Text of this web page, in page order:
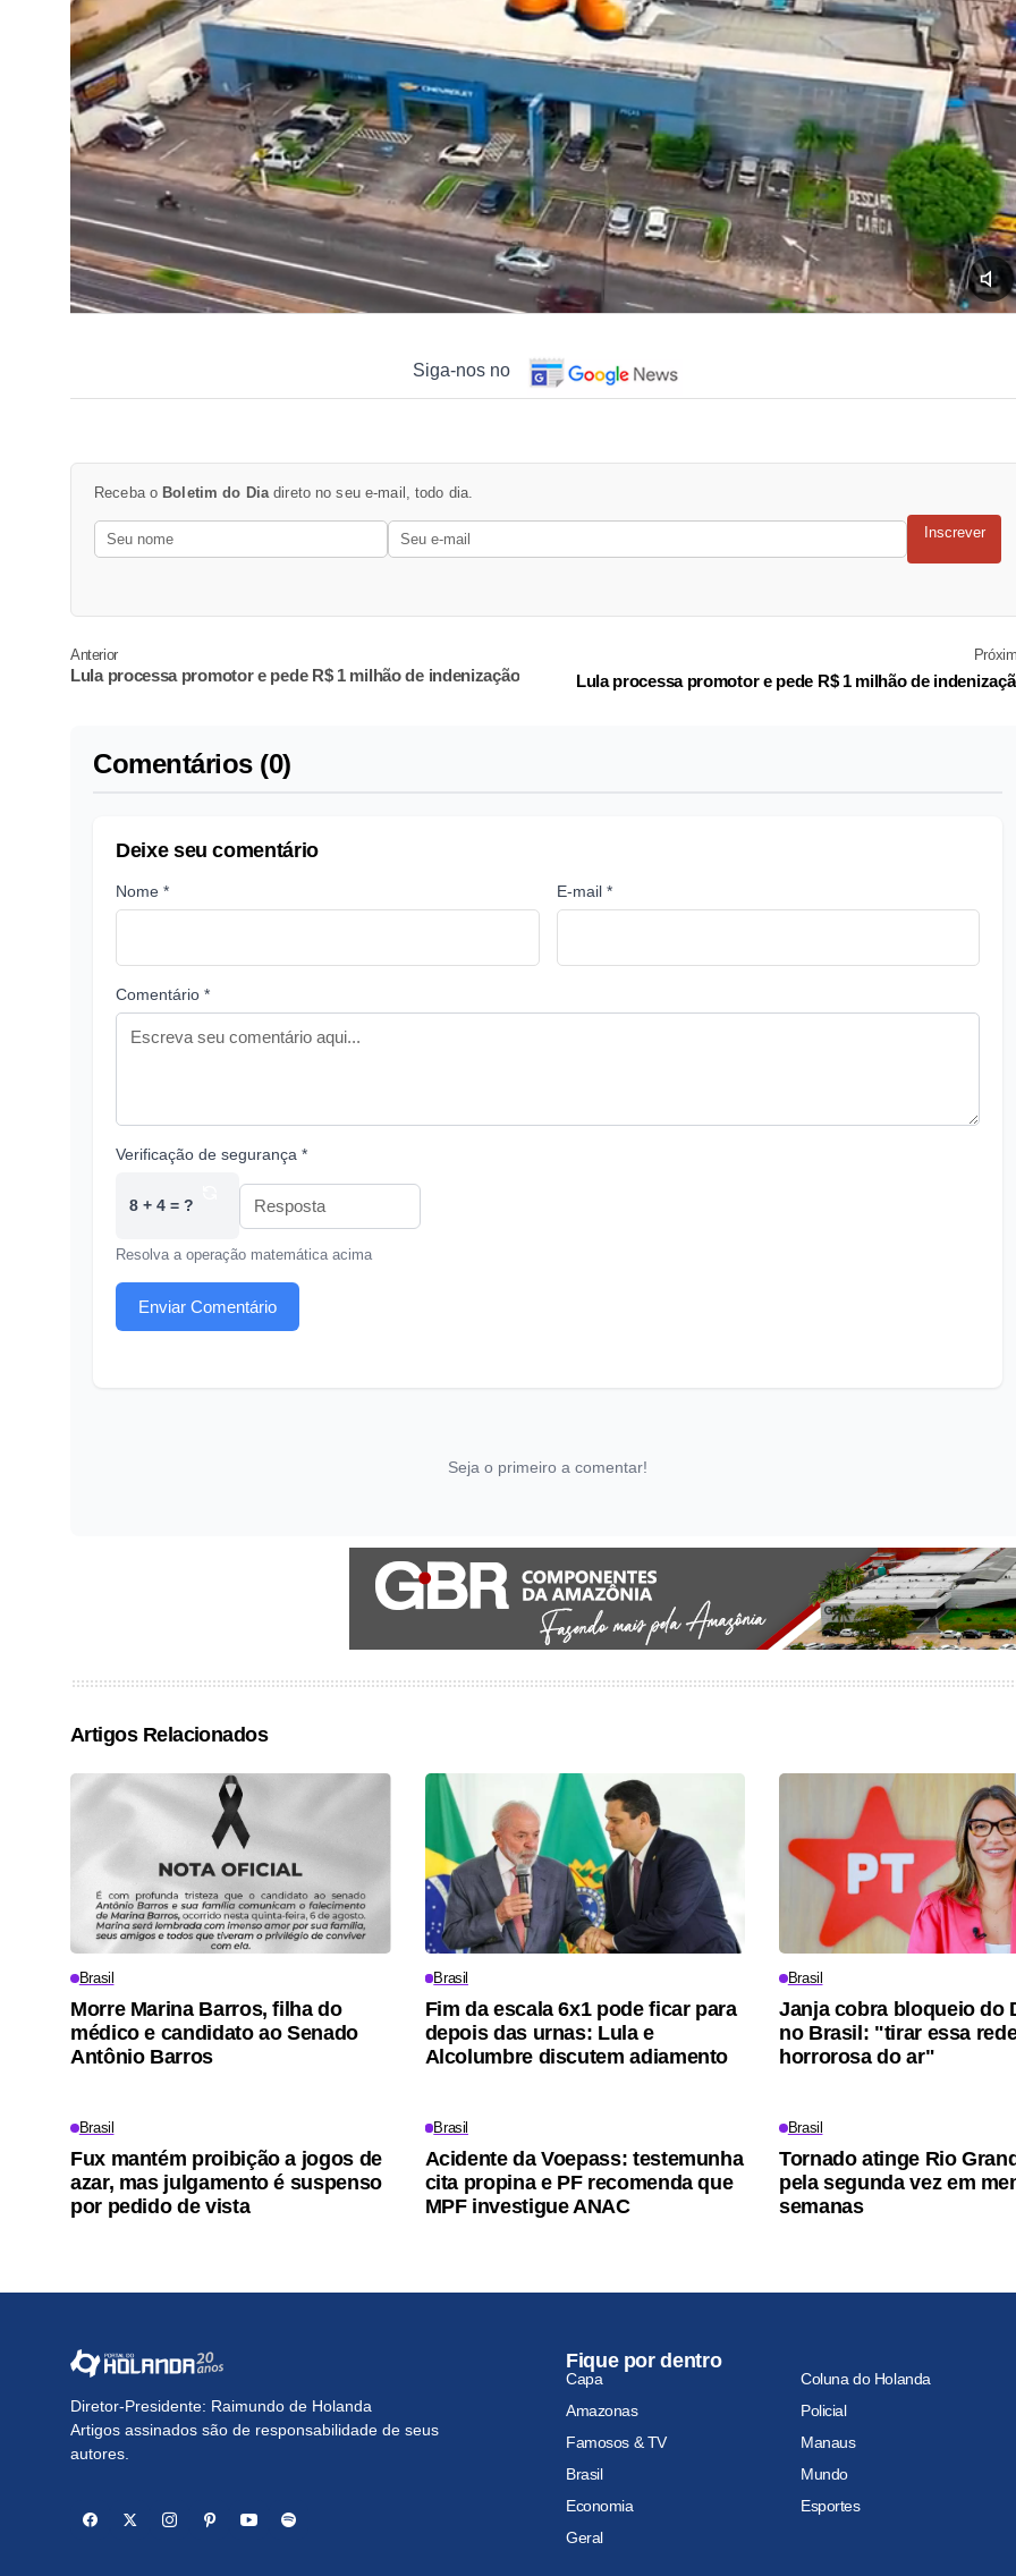
Siga-nos no
Receba o Boletim do Diadireto no seu e-mail, todo dia.
Inscrever
Anterior
Lula processa promotor e pede R$ 1 milhão de indenização Lula processa promotor e pede R$ 1 milhão de
Comentários (0)
Deixe seu comentário
Nome * E-mail *
Comentário *
Verificação de segurança *
8 + 4 = ?
Resolva a operação matemática acima
Enviar Comentário
Seja o primeiro a comentar!
Artigos Relacionados
Brasil
Morre Marina Barros, filha do
médico e candidato ao Senado
Antônio Barros
Brasil
Fim da escala 6x1 pode ficar para
depois das urnas: Lula e
Alcolumbre discutem adiamento
Brasil
Janja cobra bloqueio do
no Brasil: "tirar essa
horrorosa do ar"
Brasil
Fux mantém proibição a jogos de
azar, mas julgamento é suspenso
por pedido de vista
Brasil
Acidente da Voepass: testemunha
cita propina e PF recomenda que
MPF investigue ANAC
Brasil
Tornado atinge Rio
pela segunda vez em
semanas
Diretor-Presidente: Raimundo de Holanda
Artigos assinados são de responsabilidade de seus
autores.
Fique por dentro
Capa
Coluna do Holanda
Amazonas
Policial
Famosos & TV
Manaus
Brasil
Mundo
Economia
Esportes
Geral